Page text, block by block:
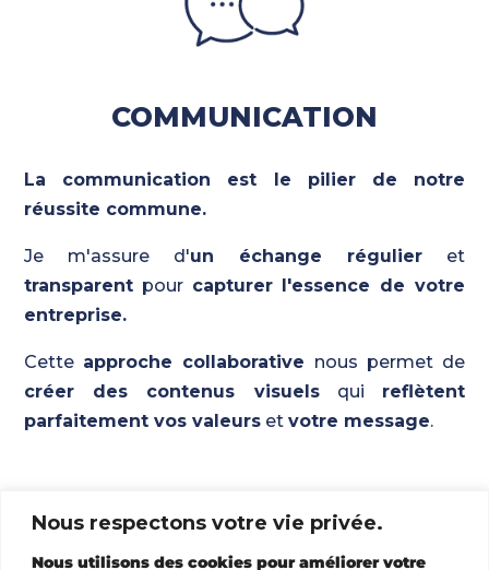
Nous respectons votre vie privée.
Nous utilisons des cookies pour améliorer votre
COMMUNICATION
La communication est le pilier de notre
réussite commune.
Je m'assure d'un échange régulieret
transparent pour capturer l'essence de votre
entreprise.
Cette approche collaborative nous permet de
créer des contenus visuelsqui reflètent
parfaitement vos valeurs etvotre message.
Discutons de votre projet